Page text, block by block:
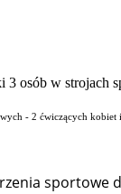
- 2 ćwiczących kobiet
sportowe